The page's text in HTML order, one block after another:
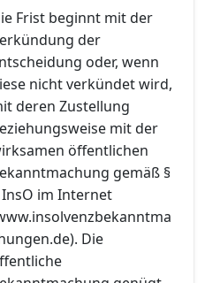
Frist beginnt mit der
der
oder, wenn
nicht verkündet wird,
deren Zustellung
mit der
öffentlichen
gemäß §
im Internet
Die